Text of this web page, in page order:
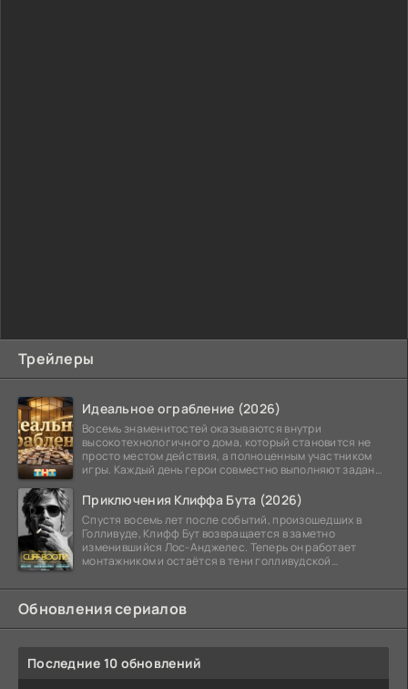
Трейлеры
Идеальное ограбление (2026)
Восемь знаменитостей оказываются внутри
высокотехнологичного дома, который становится не
просто местом действия, а полноценным участником
игры. Каждый день герои совместно выполняют задания
Приключения Клиффа Бута (2026)
Спустя восемь лет после событий, произошедших в
Голливуде, Клифф Бут возвращается в заметно
изменившийся Лос-Анджелес. Теперь он работает
монтажником и остаётся в тени голливудской
Обновления сериалов
Последние 10 обновлений